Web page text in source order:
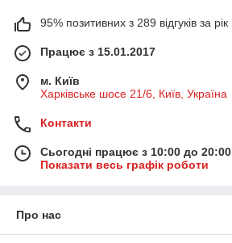
95% позитивних з 289 відгуків за рік
Працює з 15.01.2017
м. Київ
Харківське шосе 21/6, Київ, Україна
Контакти
Сьогодні працює з 10:00 до 20:00
Показати весь графік роботи
Про нас